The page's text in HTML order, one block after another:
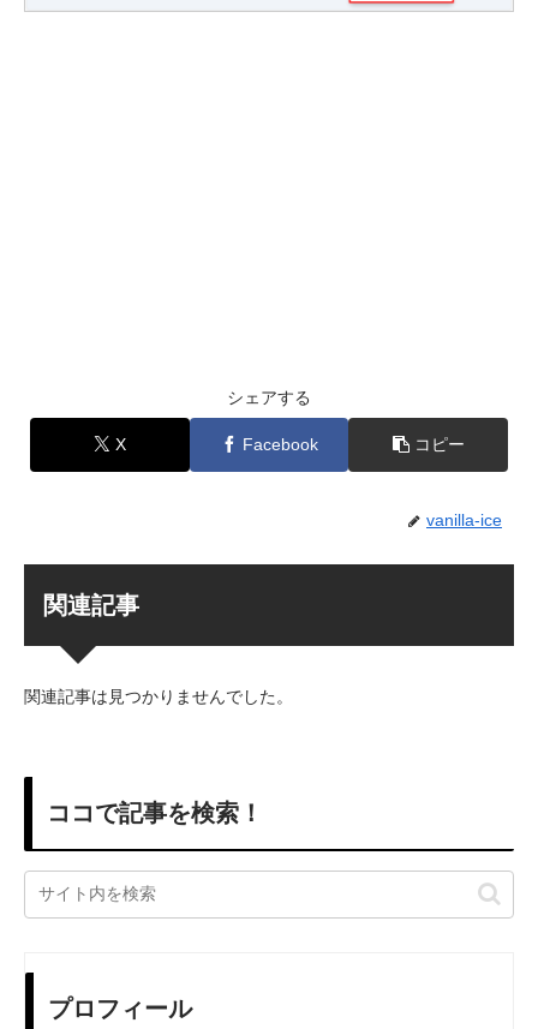
シェアする
X Facebook コピー
vanilla-ice
関連記事
関連記事は見つかりませんでした。
ココで記事を検索！
プロフィール